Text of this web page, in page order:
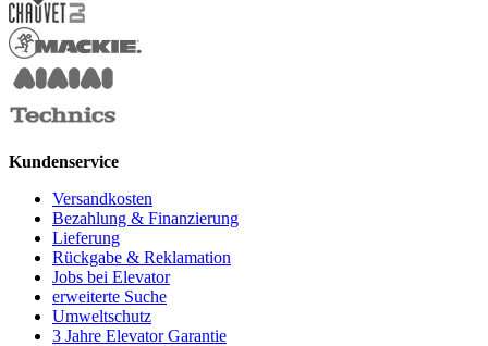
Kundenservice
Versandkosten
Bezahlung & Finanzierung
Lieferung
Rückgabe & Reklamation
Jobs bei Elevator
erweiterte Suche
Umweltschutz
3 Jahre Elevator Garantie